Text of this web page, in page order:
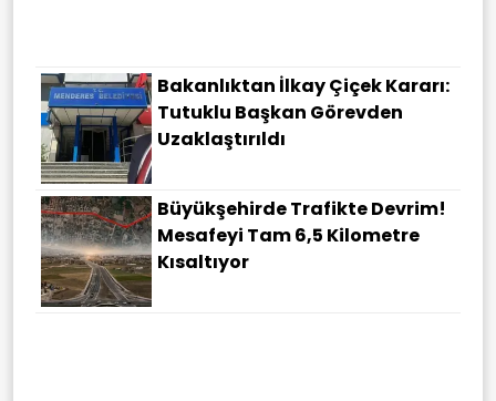
Bakanlıktan İlkay Çiçek Kararı:
Tutuklu Başkan Görevden
Uzaklaştırıldı
Büyükşehirde Trafikte Devrim!
Mesafeyi Tam 6,5 Kilometre
Kısaltıyor